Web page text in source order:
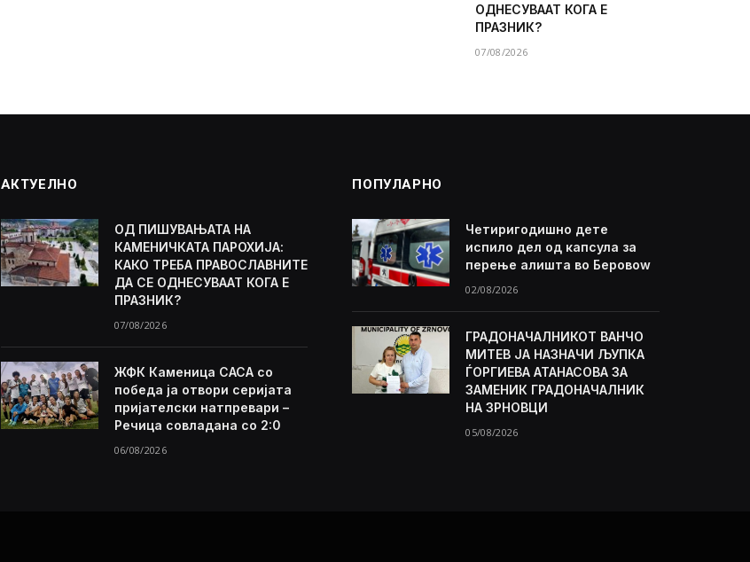
ОДНЕСУВААТ КОГА Е
ПРАЗНИК?
07/08/2026
АКТУЕЛНО
ОД ПИШУВАЊАТА НА
КАМЕНИЧКАТА ПАРОХИЈА:
КАКО ТРЕБА ПРАВОСЛАВНИТЕ
ДА СЕ ОДНЕСУВААТ КОГА Е
ПРАЗНИК?
07/08/2026
ЖФК Каменица САСА со
победа ја отвори серијата
пријателски натпревари –
Речица совладана со 2:0
06/08/2026
ПОПУЛАРНО
Четиригодишно дете
испило дел од капсула за
перење алишта во Беровоw
02/08/2026
ГРАДОНАЧАЛНИКОТ ВАНЧО
МИТЕВ ЈА НАЗНАЧИ ЉУПКА
ЃОРГИЕВА АТАНАСОВА ЗА
ЗАМЕНИК ГРАДОНАЧАЛНИК
НА ЗРНОВЦИ
05/08/2026